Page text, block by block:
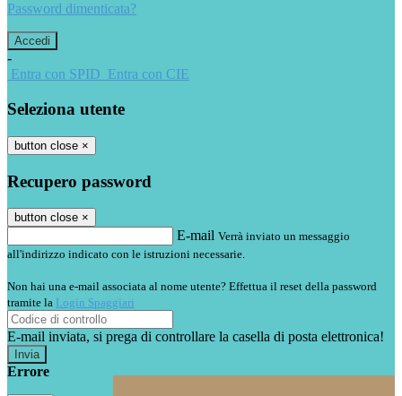
Password dimenticata?
-
Entra con SPID Entra con CIE
Seleziona utente
button close ×
Recupero password
button close ×
E-mail Verrà inviato un messaggio
all'indirizzo indicato con le istruzioni necessarie.
Non hai una e-mail associata al nome utente? Effettua il reset della password
tramite la Login Spaggiari
E-mail inviata, si prega di controllare la casella di posta elettronica!
Errore